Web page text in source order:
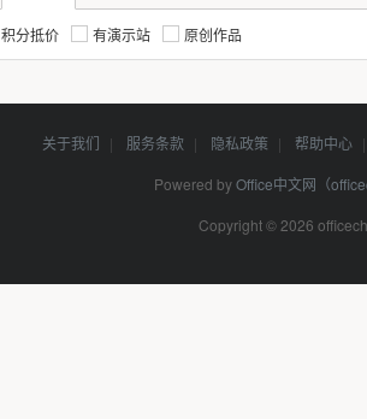
积分抵价 有演示站 原创作品
关于我们 | 服务条款 | 隐私政策 | 帮助中心 |
Powered byOffice中文网（
Copyright © 2026